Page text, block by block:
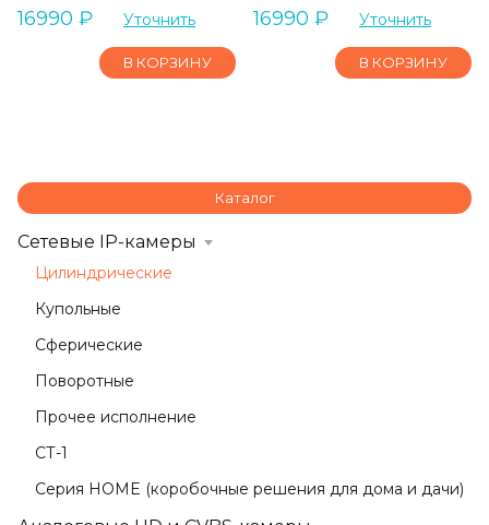
16990 ₽ Уточнить
В КОРЗИНУ
16990 ₽ Уточнить
В КОРЗИНУ
Каталог
Сетевые IP-камеры
Цилиндрические
Купольные
Сферические
Поворотные
Прочее исполнение
СТ-1
Серия HOME (коробочные решения для дома и дачи)